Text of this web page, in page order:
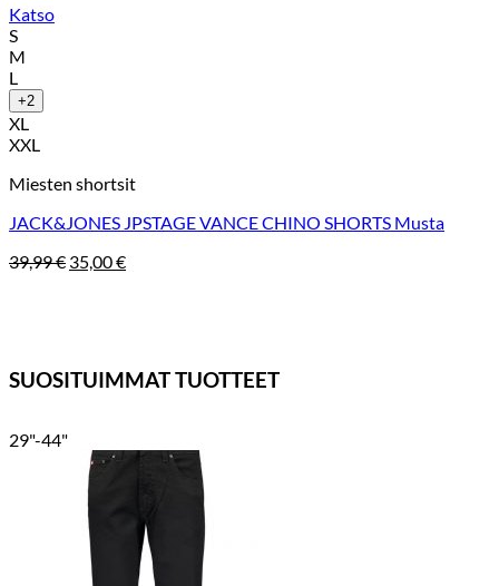
Katso
S
M
L
+2
XL
XXL
Miesten shortsit
JACK&JONES JPSTAGE VANCE CHINO SHORTS Musta
39,99€ Alkuperäinen
35,00€Nykyinen
SUOSITUIMMAT TUOTTEET
29"-44"